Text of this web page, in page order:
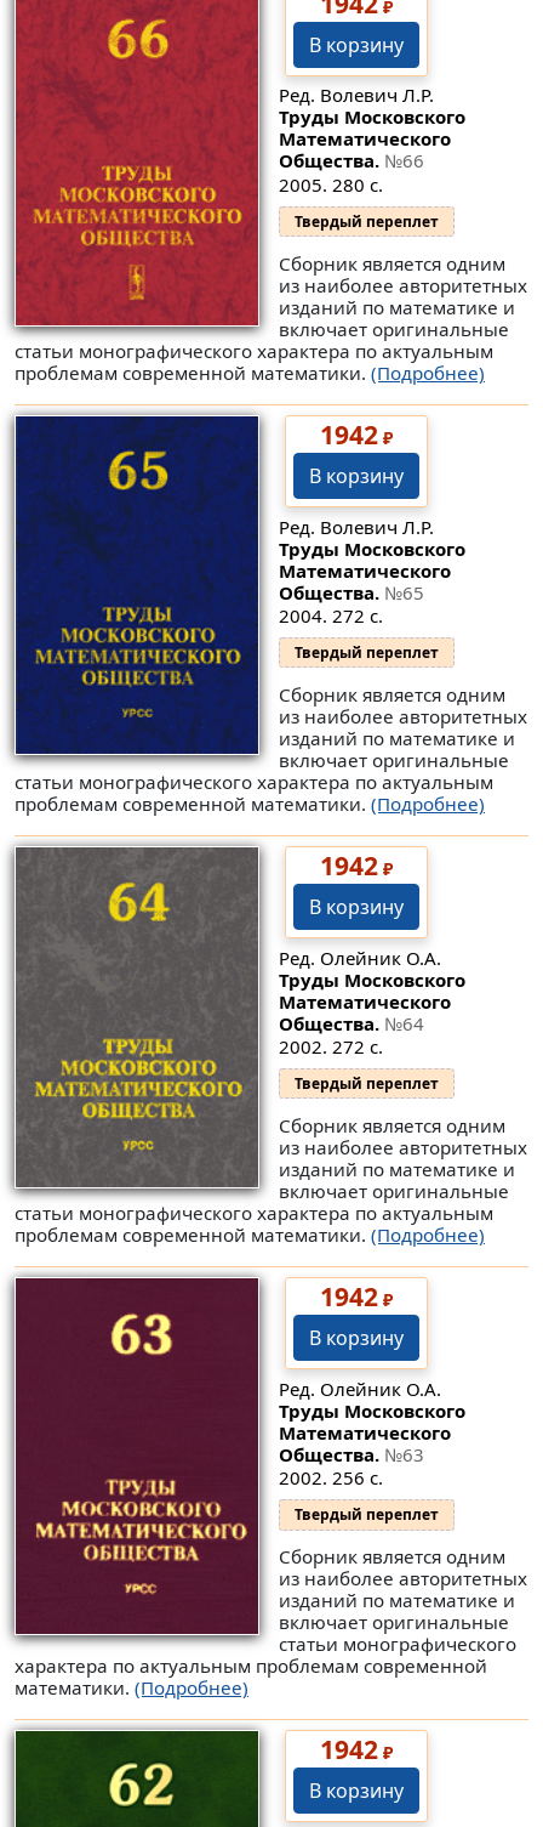
₽
В корзину
Ред. Волевич Л.Р.
Труды Московского
Математического
Общества. №66
2005. 280 с.
Твердый переплет
Сборник является одним
из наиболее авторитетных
изданий по математике и
включает оригинальные
статьи монографического характера по актуальным
проблемам современной математики. (Подробнее)
1942₽
В корзину
Ред. Волевич Л.Р.
Труды Московского
Математического
Общества. №65
2004. 272 с.
Твердый переплет
Сборник является одним
из наиболее авторитетных
изданий по математике и
включает оригинальные
статьи монографического характера по актуальным
проблемам современной математики. (Подробнее)
1942₽
В корзину
Ред. Олейник О.А.
Труды Московского
Математического
Общества. №64
2002. 272 с.
Твердый переплет
Сборник является одним
из наиболее авторитетных
изданий по математике и
включает оригинальные
статьи монографического характера по актуальным
проблемам современной математики. (Подробнее)
1942₽
В корзину
Ред. Олейник О.А.
Труды Московского
Математического
Общества. №63
2002. 256 с.
Твердый переплет
Сборник является одним
из наиболее авторитетных
изданий по математике и
включает оригинальные
статьи монографического
характера по актуальным проблемам современной
математики. (Подробнее)
1942₽
В корзину